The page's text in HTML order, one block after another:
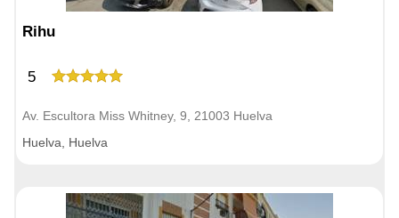
Rihu
5
Av. Escultora Miss Whitney, 9, 21003 Huelva
Huelva, Huelva